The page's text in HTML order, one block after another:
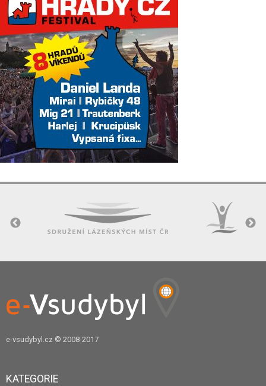
e-vsudybyl.cz © 2008-2017
KATEGORIE